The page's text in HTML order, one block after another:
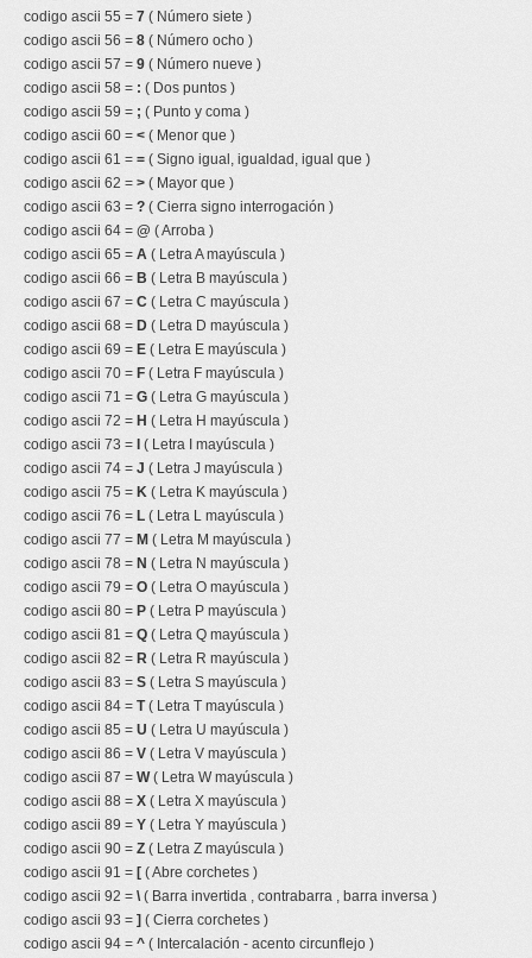
codigo ascii 55 = 7 ( Número siete )
codigo ascii 56 = 8 ( Número ocho )
codigo ascii 57 = 9 ( Número nueve )
codigo ascii 58 = : ( Dos puntos )
codigo ascii 59 = ; ( Punto y coma )
codigo ascii 60 = < ( Menor que )
codigo ascii 61 = = ( Signo igual, igualdad, igual que )
codigo ascii 62 = > ( Mayor que )
codigo ascii 63 = ? ( Cierra signo interrogación )
codigo ascii 64 = @ ( Arroba )
codigo ascii 65 = A ( Letra A mayúscula )
codigo ascii 66 = B ( Letra B mayúscula )
codigo ascii 67 = C ( Letra C mayúscula )
codigo ascii 68 = D ( Letra D mayúscula )
codigo ascii 69 = E ( Letra E mayúscula )
codigo ascii 70 = F ( Letra F mayúscula )
codigo ascii 71 = G ( Letra G mayúscula )
codigo ascii 72 = H ( Letra H mayúscula )
codigo ascii 73 =
( Letra I mayúscula )
codigo ascii 74 = J ( Letra J mayúscula )
codigo ascii 75 = K ( Letra K mayúscula )
codigo ascii 76 = L ( Letra L mayúscula )
codigo ascii 77 = M ( Letra M mayúscula )
codigo ascii 78 = N ( Letra N mayúscula )
codigo ascii 79 = O ( Letra O mayúscula )
codigo ascii 80 = P ( Letra P mayúscula )
codigo ascii 81 = Q ( Letra Q mayúscula )
codigo ascii 82 = R ( Letra R mayúscula )
codigo ascii 83 = S ( Letra S mayúscula )
codigo ascii 84 = T( Letra T mayúscula )
codigo ascii 85 = U ( Letra U mayúscula )
codigo ascii 86 = V ( Letra V mayúscula )
codigo ascii 87 = W( Letra W mayúscula )
codigo ascii 88 = X ( Letra X mayúscula )
codigo ascii 89 = Y ( Letra Y mayúscula )
codigo ascii 90 = Z ( Letra Z mayúscula )
codigo ascii 91 = [ ( Abre corchetes )
codigo ascii 92 = \( Barra invertida , contrabarra , barra inversa )
codigo ascii 93 = ] ( Cierra corchetes )
codigo ascii 94 = ^ ( Intercalación - acento circunflejo )